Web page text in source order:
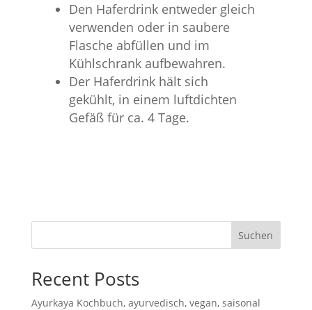
Den Haferdrink entweder gleich
verwenden oder in saubere
Flasche abfüllen und im
Kühlschrank aufbewahren.
Der Haferdrink hält sich
gekühlt, in einem luftdichten
Gefäß für ca. 4 Tage.
Suchen
Recent Posts
Ayurkaya Kochbuch, ayurvedisch, vegan, saisonal